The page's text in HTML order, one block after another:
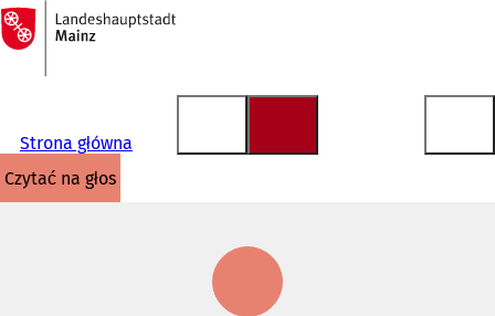
Przejdź do treści
Do
strony
głównej
Strona główna
czytać na głos